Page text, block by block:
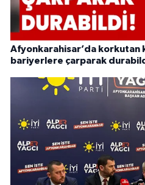
Afyonkarahisar’da korkutan
bariyerlere çarparak